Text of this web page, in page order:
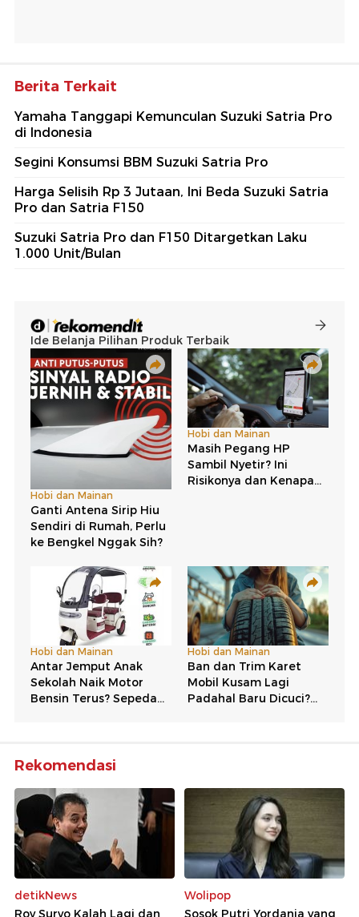
Berita Terkait
Yamaha Tanggapi Kemunculan Suzuki Satria Pro
di Indonesia
Segini Konsumsi BBM Suzuki Satria Pro
Harga Selisih Rp 3 Jutaan, Ini Beda Suzuki Satria
Pro dan Satria F150
Suzuki Satria Pro dan F150 Ditargetkan Laku
1.000 Unit/Bulan
Rekomendasi
detikNews
Roy Suryo Kalah Lagi dan
Wolipop
Sosok Putri Yordania yang